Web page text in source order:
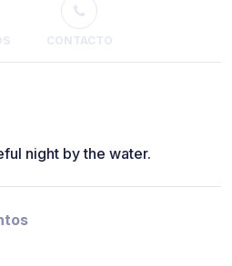
CONTACTO
night by the water.